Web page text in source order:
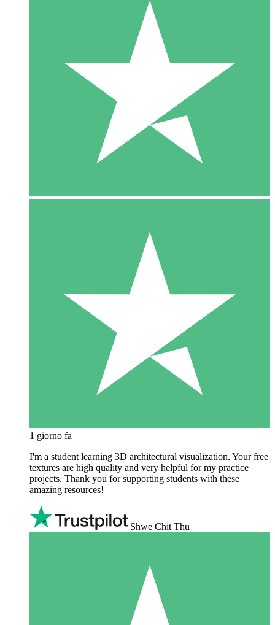
1 giorno fa
I'm a student learning 3D architectural visualization. Your free
textures are high quality and very helpful for my practice
projects. Thank you for supporting students with these
amazing resources!
Shwe Chit Thu